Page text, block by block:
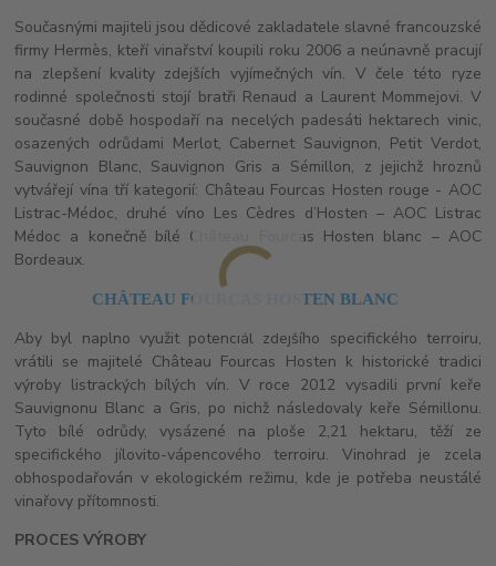
Současnými majiteli jsou dědicové zakladatele slavné francouzské
firmy Hermès, kteří vinařství koupili roku 2006 a neúnavně pracují
na zlepšení kvality zdejších vyjímečných vín. V čele této ryze
rodinné společnosti stojí bratři Renaud a Laurent Mommejovi. V
současné době hospodaří na necelých padesáti hektarech vinic,
osazených odrůdami Merlot, Cabernet Sauvignon, Petit Verdot,
Sauvignon Blanc, Sauvignon Gris a Sémillon, z jejichž hroznů
vytvářejí vína tří kategorií: Château Fourcas Hosten rouge - AOC
Listrac-Médoc, druhé víno Les Cèdres d’Hosten – AOC Listrac
Médoc a konečně bílé Château Fourcas Hosten blanc – AOC
Bordeaux.
CHÂTEAU FOURCAS HOSTEN BLANC
Aby byl naplno využit potenciál zdejšího specifického terroiru,
vrátili se majitelé Château Fourcas Hosten k historické tradici
výroby listrackých bílých vín. V roce 2012 vysadili první keře
Sauvignonu Blanc a Gris, po nichž následovaly keře Sémillonu.
Tyto bílé odrůdy, vysázené na ploše 2,21 hektaru, těží ze
specifického jílovito-vápencového terroiru. Vinohrad je zcela
obhospodařován v ekologickém režimu, kde je potřeba neustálé
vinařovy přítomnosti.
PROCES VÝROBY